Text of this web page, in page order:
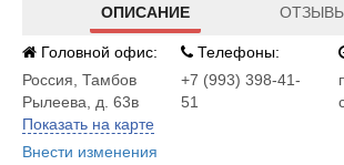
ОПИСАНИЕ
Головной офис:
Россия Тамбов
Рылеева, д. 63в
Показать на карте
Внести изменения
Телефоны:
+7 (993) 398-41-
51